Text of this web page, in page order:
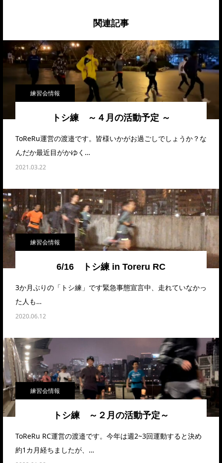
関連記事
練習会情報
トシ練 ～４月の活動予定 ～
ToReRu運営の渡邉です。皆様いかがお過ごしでしょうか？な
んだか最近目がかゆく…
2021.03.22
練習会情報
6/16 トシ練 in Toreru RC
3か月ぶりの「トシ練」です緊急事態宣言中、走れていなかっ
た人も…
2020.06.12
練習会情報
トシ練 ～２月の活動予定～
ToReRu RC運営の渡邉です。今年は週2~3回運動すると決め
約1カ月経ちましたが、…